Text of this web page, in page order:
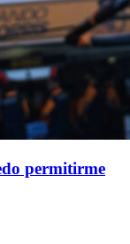
permitirme